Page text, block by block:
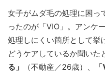
女子がムダ毛の処理に困っ
ったのが「VIO」。アンケ
処理しにくい箇所として挙
どうケアしているか聞いた
る」
（不動産／26歳）、